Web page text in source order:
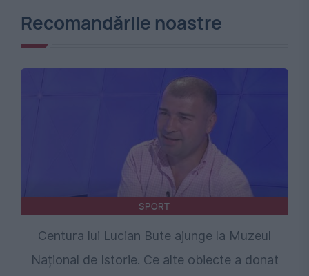
Recomandările noastre
SPORT
Centura lui Lucian Bute ajunge la Muzeul
Național de Istorie. Ce alte obiecte a donat